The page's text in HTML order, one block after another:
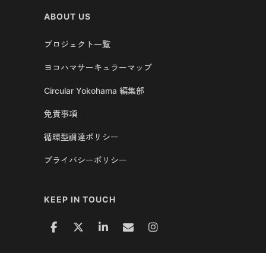
ABOUT US
プロジェクト一覧
ヨコハマサーキュラーマップ
Circular Yokohama 編集部
免責事項
循環型調達ポリシー
プライバシーポリシー
KEEP IN TOUCH